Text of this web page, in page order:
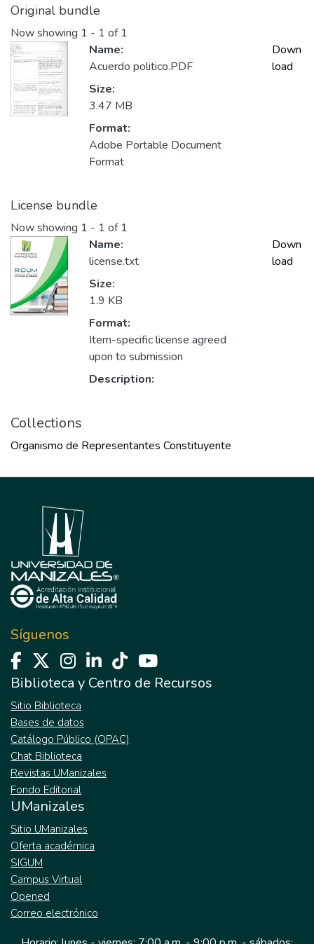
Original bundle
Now showing 1 - 1 of 1
Name:
Acuerdo politico.PDF
Size:
3.47 MB
Format:
Adobe Portable Document
Format
Down
load
License bundle
Now showing 1 - 1 of 1
Name:
license.txt
Size:
1.9 KB
Format:
Item-specific license agreed
upon to submission
Description:
Down
load
Collections
Organismo de Representantes Constituyente
Síguenos
Biblioteca y Centro de Recursos
Sitio Biblioteca
Bases de datos
Catálogo Público (OPAC)
Chat Biblioteca
Revistas UManizales
Fondo Editorial
UManizales
Sitio UManizales
Oferta académica
SIGUM
Campus Virtual
Opened
Correo electrónico